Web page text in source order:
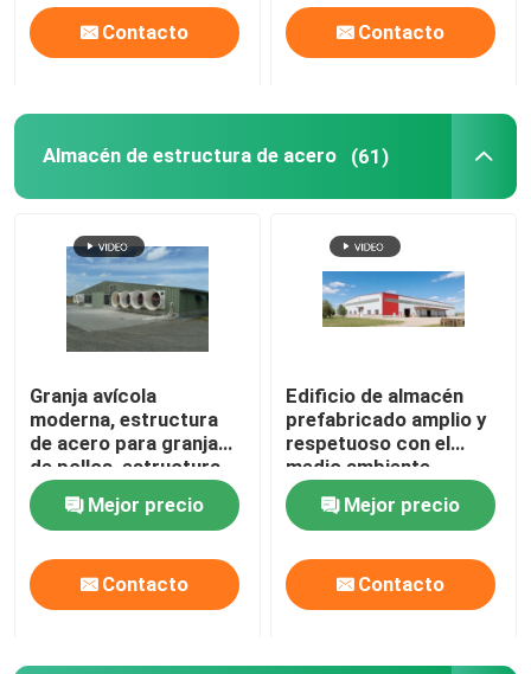
Contacto Contacto
Almacén de estructura de acero (61)
Granja avícola
moderna, estructura
de acero para granja
de pollos, estructura
de acero ligera para
construcción de aves
de corral
Mejor precio
Contacto
Edificio de almacén
prefabricado amplio y
respetuoso con el
medio ambiente
Resistente a la
intemperieMejor precio
Contacto